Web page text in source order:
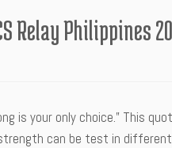
Relay Philippines
is your only choice.” This
can be test in